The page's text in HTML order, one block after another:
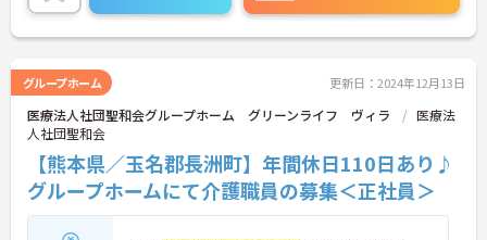
グループホーム 更新日：2024年12月13日
医療法人社団聖和会グループホーム グリーンライフ ヴィラ
医療法
人社団聖和会
【熊本県／玉名郡長洲町】年間休日110日あり♪
グループホームにて介護職員の募集＜正社員＞